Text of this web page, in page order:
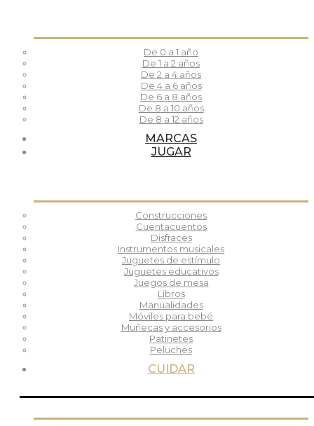
De 0 a 1 año
De 1 a 2 años
De 2 a 4 años
De 4 a 6 años
De 6 a 8 años
De 8 a 10 años
De 8 a 12 años
MARCAS
JUGAR
Construcciones
Cuentacuentos
Disfraces
Instrumentos musicales
Juguetes de estímulo
Juguetes educativos
Juegos de mesa
Libros
Manualidades
Móviles para bebé
Muñecas y accesorios
Patinetes
Peluches
CUIDAR